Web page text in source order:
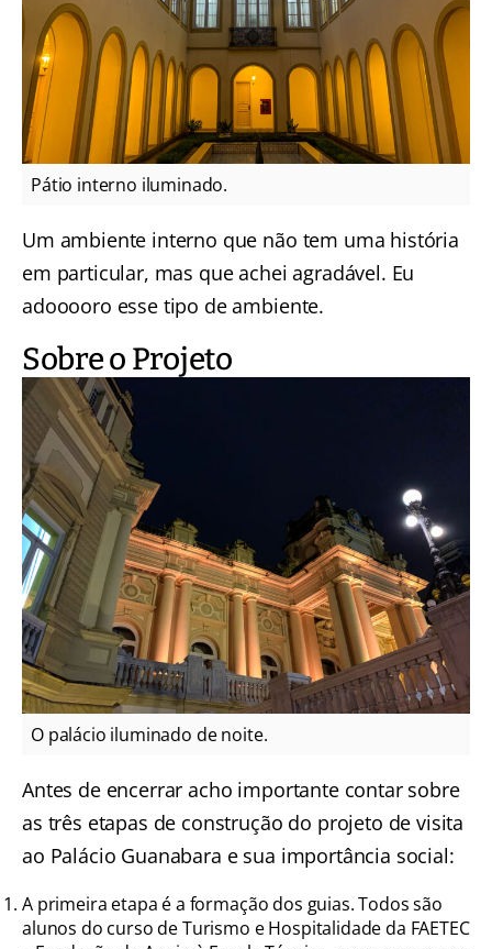
Pátio interno iluminado.
Um ambiente interno que não tem uma história
em particular, mas que achei agradável. Eu
adooooro esse tipo de ambiente.
Sobre o Projeto
O palácio iluminado de noite.
Antes de encerrar acho importante contar sobre
as três etapas de construção do projeto de visita
ao Palácio Guanabara e sua importância social:
A primeira etapa é a formação dos guias. Todos são
alunos do curso de Turismo e Hospitalidade da FAETEC